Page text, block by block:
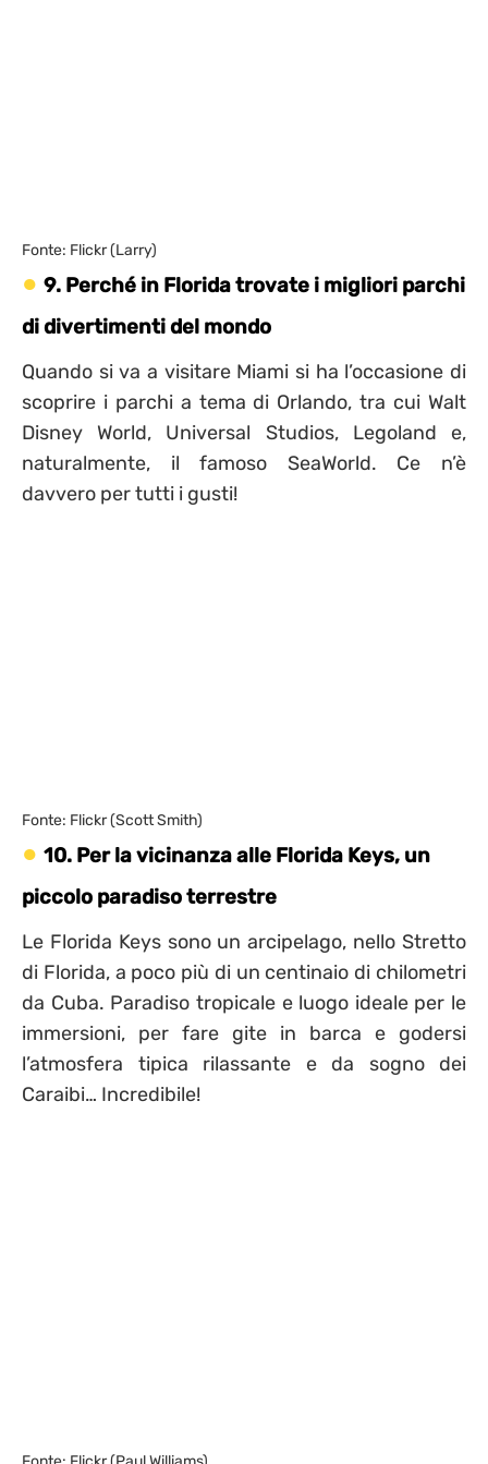
Fonte: Flickr (Larry)
9. Perché in Florida trovate i migliori parchi
di divertimenti del mondo
Quando si va a visitare Miami si ha l’occasione di
scoprire i parchi a tema di Orlando, tra cui Walt
Disney World, Universal Studios, Legoland e,
naturalmente, il famoso SeaWorld. Ce n’è
davvero per tutti i gusti!
Fonte: Flickr (Scott Smith)
10. Per la vicinanza alle Florida Keys, un
piccolo paradiso terrestre
Le Florida Keys sono un arcipelago, nello Stretto
di Florida, a poco più di un centinaio di chilometri
da Cuba. Paradiso tropicale e luogo ideale per le
immersioni, per fare gite in barca e godersi
l’atmosfera tipica rilassante e da sogno dei
Caraibi… Incredibile!